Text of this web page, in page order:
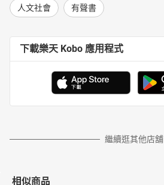
人文社會 有聲書
下載樂天 Kobo 應用程式
繼續逛其他店舖
相似商品